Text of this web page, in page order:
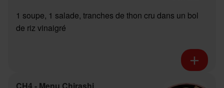
1 soupe, 1 salade, tranches de thon cru dans un bol
de riz vinaigré